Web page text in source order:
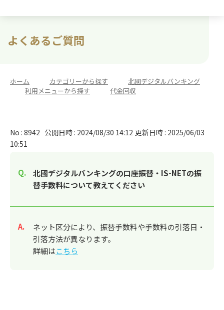
よくあるご質問
ホーム カテゴリーから探す
北國デジタルバンキング
利用メニューから探す 代金回収
No : 8942 公開日時 : 2024/08/30 14:12 更新日時 : 2025/06/03
10:51
北國デジタルバンキングの口座振替・IS-NETの振
替手数料について教えてください
回答
ネット区分により、振替手数料や手数料の引落日・
引落方法が異なります。
詳細はこちら